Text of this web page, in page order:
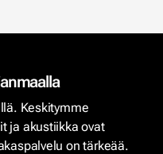
Keskitymme
ja akustiikka ovat
on tärkeää.